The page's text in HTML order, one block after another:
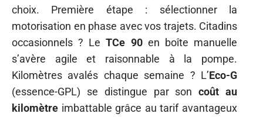
choix. Première étape : sélectionner la
motorisation en phase avec vos trajets. Citadins
occasionnels ? LeTCe 90en boîte manuelle
s’avère agile et raisonnable à la pompe.
Kilomètres avalés chaque semaine ? L’Eco-G
(essence-GPL) se distingue par soncoût au
kilomètre imbattable grâce au tarif avantageux